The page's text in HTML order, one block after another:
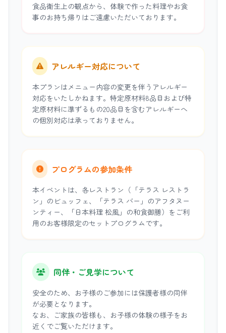
食品衛生上の観点から、体験で作った料理やお食
事のお持ち帰りはご遠慮いただいております。
アレルギー対応について
本プランはメニュー内容の変更を伴うアレルギー
対応をいたしかねます。特定原材料8品目および特
定原材料に準ずるもの20品目を含むアレルギーへ
の個別対応は承っておりません。
プログラムの参加条件
本イベントは、各レストラン（「テラス レストラ
ン」のビュッフェ、「テラス バー」のアフタヌー
ンティー、「日本料理 松風」の和食御膳）をご利
用のお客様限定のセットプログラムです。
同伴・ご見学について
安全のため、お子様のご参加には保護者様の同伴
が必要となります。
なお、ご家族の皆様も、お子様の体験の様子をお
近くでご覧いただけます。